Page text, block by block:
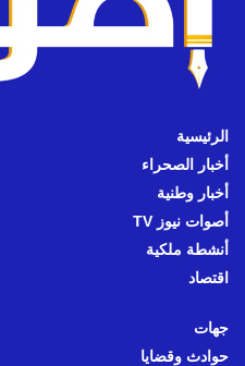
الرئيسية
أخبار الصحراء
أخبار وطنية
أصوات نيوز TV
أنشطة ملكية
اقتصاد
جهات
حوادث وقضايا